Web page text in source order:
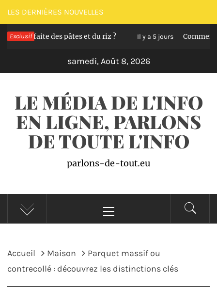
Passer
au
contenu
LES DERNIÈRES NOUVELLES
Exclusifdes pâtes et du riz ? Il y a 5 jours Comment
samedi, Août 8, 2026
LE MÉDIA DE L'INFO
EN LIGNE, PARLONS
DE TOUTE L'INFO
parlons-de-tout.eu
principal
Accueil Maison
Parquet massif ou
contrecollé : découvrez les distinctions clés